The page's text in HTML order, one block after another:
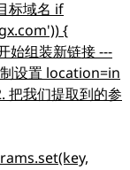
标域名 if
{
始组装新链接 ---
设置 location=in
我们提取到的参